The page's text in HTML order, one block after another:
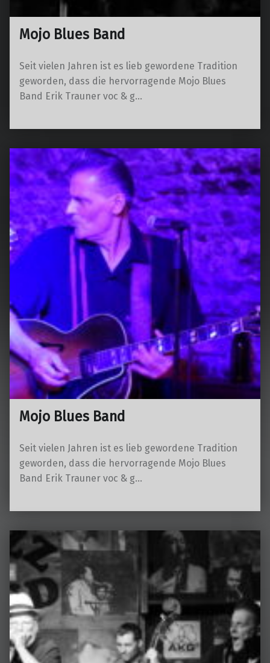
Mojo Blues Band
Seit vielen Jahren ist es lieb gewordene Tradition
geworden, dass die hervorragende Mojo Blues
Band Erik Trauner voc & g…
Mojo Blues Band
Seit vielen Jahren ist es lieb gewordene Tradition
geworden, dass die hervorragende Mojo Blues
Band Erik Trauner voc & g…